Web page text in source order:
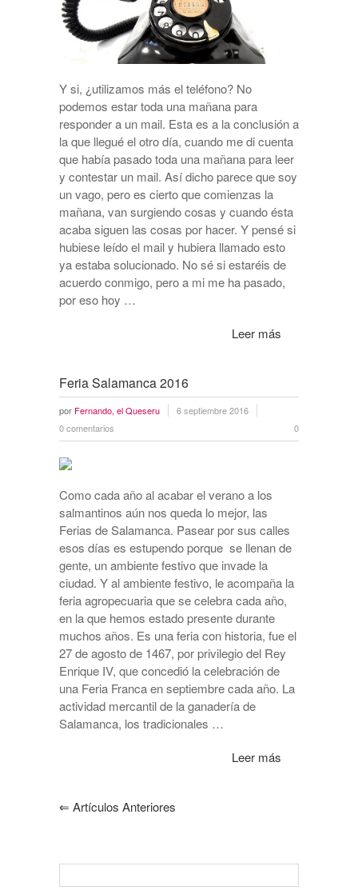
Y si, ¿utilizamos más el teléfono? No
podemos estar toda una mañana para
responder a un mail. Esta es a la conclusión a
la que llegué el otro día, cuando me di cuenta
que había pasado toda una mañana para leer
y contestar un mail. Así dicho parece que soy
un vago, pero es cierto que comienzas la
mañana, van surgiendo cosas y cuando ésta
acaba siguen las cosas por hacer. Y pensé si
hubiese leído el mail y hubiera llamado esto
ya estaba solucionado. No sé si estaréis de
acuerdo conmigo, pero a mi me ha pasado,
por eso hoy …
Leer más
Feria Salamanca 2016
por Fernando, el Queseru
6 septiembre 2016
0 comentarios
0
Como cada año al acabar el verano a los
salmantinos aún nos queda lo mejor, las
Ferias de Salamanca. Pasear por sus calles
esos días es estupendo porque se llenan de
gente, un ambiente festivo que invade la
ciudad. Y al ambiente festivo, le acompaña la
feria agropecuaria que se celebra cada año,
en la que hemos estado presente durante
muchos años. Es una feria con historia, fue el
27 de agosto de 1467, por privilegio del Rey
Enrique IV, que concedió la celebración de
una Feria Franca en septiembre cada año. La
actividad mercantil de la ganadería de
Salamanca, los tradicionales …
Leer más
⇐ Artículos Anteriores